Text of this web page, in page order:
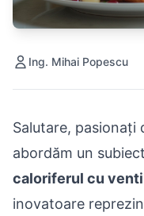
Ing. Mihai Popescu
Salutare,
abordăm un
caloriferul cu
inovatoare